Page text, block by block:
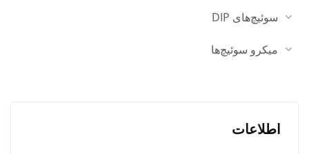
سوئیچ‌های DIP
میکرو سوئیچ‌ها
اطلاعات